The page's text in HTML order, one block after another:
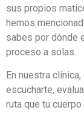
sus propios
hemos
sabes por dónde
proceso a solas.
En nuestra
escucharte,
ruta que tu